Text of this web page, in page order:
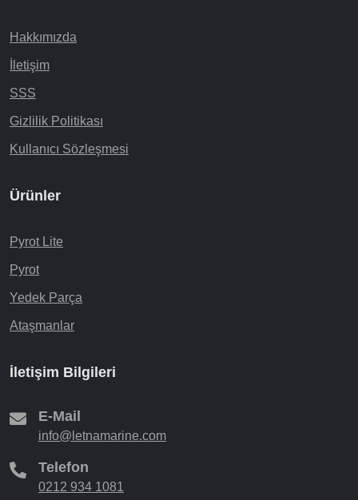
Hakkımızda
İletişim
SSS
Gizlilik Politikası
Kullanıcı Sözleşmesi
Ürünler
Pyrot Lite
Pyrot
Yedek Parça
Ataşmanlar
İletişim Bilgileri
E-Mail
info@letnamarine.com
Telefon
0212 934 1081